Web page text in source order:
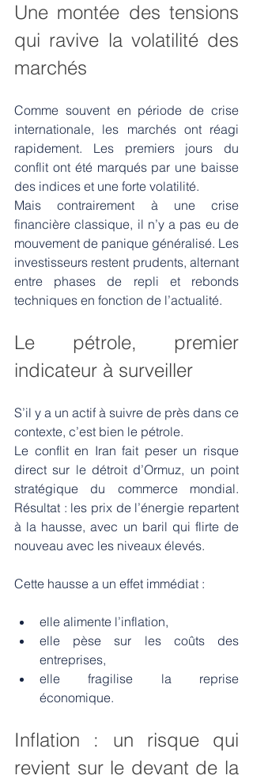
Une montée des tensions
qui ravive la volatilité des
marchés
Comme souvent en période de crise
internationale, les marchés ont réagi
rapidement. Les premiers jours du
conflit ont été marqués par une baisse
des indices et une forte volatilité.
Mais contrairement à une crise
financière classique, il n’y a pas eu de
mouvement de panique généralisé. Les
investisseurs restent prudents, alternant
entre phases de repli et rebonds
techniques en fonction de l’actualité.
Le pétrole, premier
indicateur à surveiller
S’il y a un actif à suivre de près dans ce
contexte, c’est bien le pétrole.
Le conflit en Iran fait peser un risque
direct sur le détroit d’Ormuz, un point
stratégique du commerce mondial.
Résultat : les prix de l’énergie repartent
à la hausse, avec un baril qui flirte de
nouveau avec les niveaux élevés.
Cette hausse a un effet immédiat :
elle alimente l’inflation,
elle pèse sur les coûts des
entreprises,
elle fragilise la reprise
économique.
Inflation : un risque qui
revient sur le devant de la